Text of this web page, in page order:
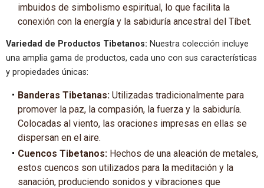
imbuidos de simbolismo espiritual, lo que facilita la
conexión con la energía y la sabiduría ancestral del Tíbet.
Variedad de Productos Tibetanos: Nuestra colección incluye
una amplia gama de productos, cada uno con sus características
y propiedades únicas:
Banderas Tibetanas: Utilizadas tradicionalmente para
promover la paz, la compasión, la fuerza y la sabiduría.
Colocadas al viento, las oraciones impresas en ellas se
dispersan en el aire.
Cuencos Tibetanos: Hechos de una aleación de metales,
estos cuencos son utilizados para la meditación y la
sanación, produciendo sonidos y vibraciones que